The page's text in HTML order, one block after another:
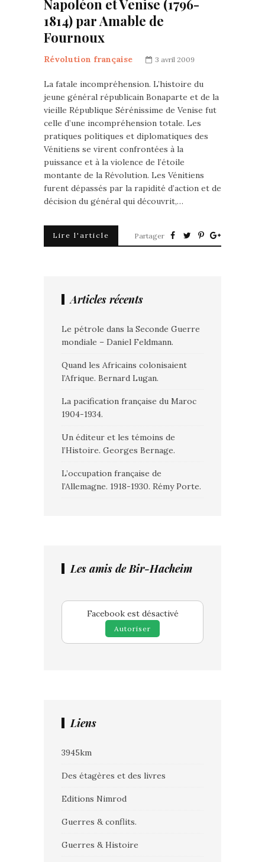
Napoléon et Venise (1796-
1814) par Amable de
Fournoux
Révolution française 3 avril 2009
La fatale incompréhension. L’histoire du
jeune général républicain Bonaparte et de la
vieille République Sérénissime de Venise fut
celle d’une incompréhension totale. Les
pratiques politiques et diplomatiques des
Vénitiens se virent confrontées à la
puissance et à la violence de l’étoile
montante de la Révolution. Les Vénitiens
furent dépassés par la rapidité d’action et de
décision du général qui découvrit,…
Lire l'article Partager
Articles récents
Le pétrole dans la Seconde Guerre
mondiale – Daniel Feldmann.
Quand les Africains colonisaient
l’Afrique. Bernard Lugan.
La pacification française du Maroc
1904-1934.
Un éditeur et les témoins de
l’Histoire. Georges Bernage.
L’occupation française de
l’Allemagne. 1918-1930. Rémy Porte.
Les amis de Bir-Hacheim
Facebook est désactivé
Autoriser
Liens
3945km
Des étagères et des livres
Editions Nimrod
Guerres & conflits.
Guerres & Histoire